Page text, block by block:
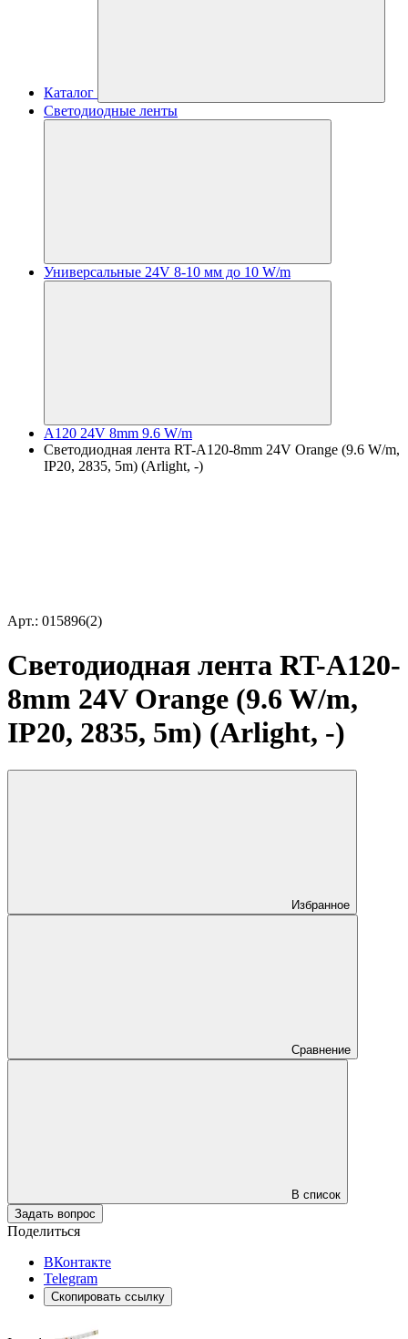
Каталог
Светодиодные ленты
Универсальные 24V 8-10 мм до 10 W/m
A120 24V 8mm 9.6 W/m
Светодиодная лента RT-A120-8mm 24V Orange (9.6 W/m,
IP20, 2835, 5m) (Arlight, -)
Арт.: 015896(2)
Светодиодная лента RT-A120-
8mm 24V Orange (9.6 W/m,
IP20, 2835, 5m) (Arlight, -)
Избранное
Сравнение
В список
Задать вопрос
Поделиться
ВКонтакте
Telegram
Скопировать ссылку